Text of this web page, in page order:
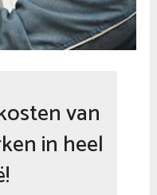
van
in heel